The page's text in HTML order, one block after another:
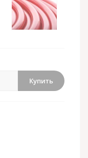
Купить